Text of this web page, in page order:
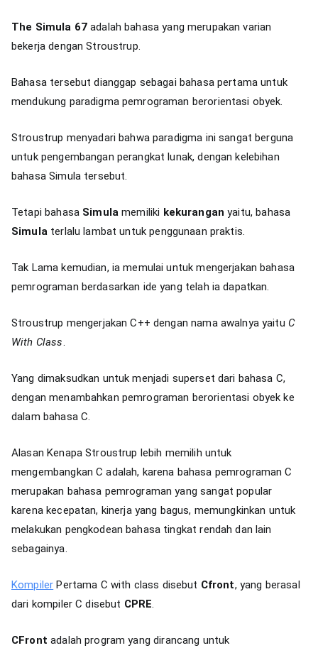
The Simula 67adalah bahasa yang merupakan varian
bekerja dengan Stroustrup.
Bahasa tersebut dianggap sebagai bahasa pertama untuk
mendukung paradigma pemrograman berorientasi obyek.
Stroustrup menyadari bahwa paradigma ini sangat berguna
untuk pengembangan perangkat lunak, dengan kelebihan
bahasa Simula tersebut.
Tetapi bahasa Simulamemiliki kekuranganyaitu, bahasa
Simula terlalu lambat untuk penggunaan praktis.
Tak Lama kemudian, ia memulai untuk mengerjakan bahasa
pemrograman berdasarkan ide yang telah ia dapatkan.
Stroustrup mengerjakan C++ dengan nama awalnya yaitu C
With Class.
Yang dimaksudkan untuk menjadi superset dari bahasa C,
dengan menambahkan pemrograman berorientasi obyek ke
dalam bahasa C.
Alasan Kenapa Stroustrup lebih memilih untuk
mengembangkan C adalah, karena bahasa pemrograman C
merupakan bahasa pemrograman yang sangat popular
karena kecepatan, kinerja yang bagus, memungkinkan untuk
melakukan pengkodean bahasa tingkat rendah dan lain
sebagainya.
Kompiler Pertama C with class disebut Cfront, yang berasal
dari kompiler C disebut CPRE.
CFrontadalah program yang dirancang untuk